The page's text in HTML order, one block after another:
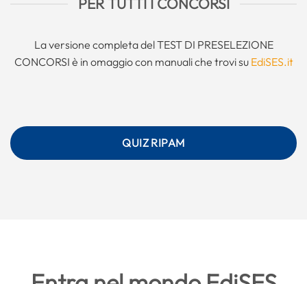
La versione completa del TEST DI PRESELEZIONE
CONCORSI è in omaggio con manuali che trovi su EdiSES.it
QUIZ RIPAM